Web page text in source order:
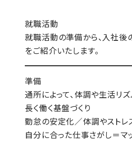
就職活動
就職活動の準備から、入社後
をご紹介いたします。
準備
通所によって、体調や生活リ
長く働く基盤づくり
勤怠の安定化／体調やスト
自分に合った仕事さがし＝マ